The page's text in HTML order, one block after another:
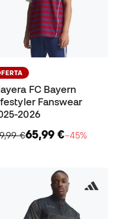
FC Bayern
Fanswear
2026
€65,99 €−45%